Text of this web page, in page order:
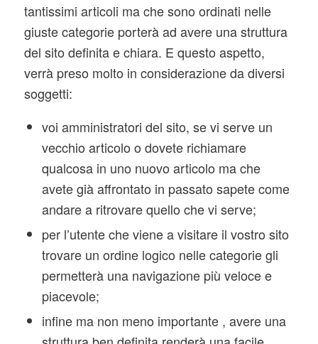
tantissimi articoli ma che sono ordinati nelle
giuste categorie porterà ad avere una struttura
del sito definita e chiara. E questo aspetto,
verrà preso molto in considerazione da diversi
soggetti:
voi amministratori del sito, se vi serve un
vecchio articolo o dovete richiamare
qualcosa in uno nuovo articolo ma che
avete già affrontato in passato sapete come
andare a ritrovare quello che vi serve;
per l’utente che viene a visitare il vostro sito
trovare un ordine logico nelle categorie gli
permetterà una navigazione più veloce e
piacevole;
infine ma non meno importante , avere una